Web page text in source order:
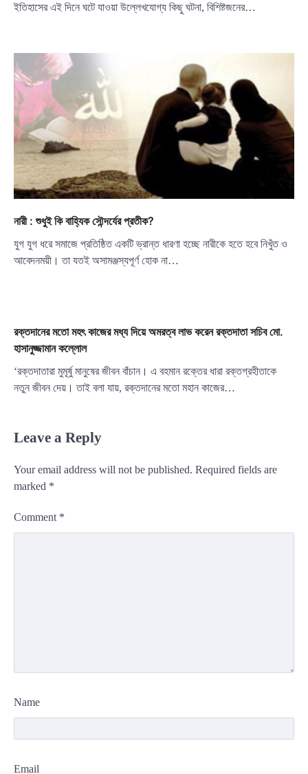
ইতিহাসের এই দিনে ঘটে যাওয়া উল্লেখযোগ্য কিছু ঘটনা, বিশিষ্টজনের…
নারী : শুধুই কি বাহ্যিক সৌন্দর্যের প্রতীক?
যুগ যুগ ধরে সমাজে প্রতিষ্ঠিত একটি ভ্রান্ত ধারণা হচ্ছে নারীকে হতে হবে নিখুঁত ও
আবেদনময়ী। তা যতই অসামঞ্জস্যপূর্ণ হোক না…
রক্তদানের মতো মহৎ কাজের মধ্য দিয়ে অমরত্ব লাভ করেন রক্তদাতা সচিব মো.
হাসানুজ্জামান কল্লোল
‘রক্তদাতারা মুমূর্ষু মানুষের জীবন বাঁচান। এ বহমান রক্তের ধারা রক্তগ্রহীতাকে
নতুন জীবন দেয়। তাই বলা যায়, রক্তদানের মতো মহান কাজের…
Leave a Reply
Your email address will not be published. Required fields are
marked *
Comment *
Name
Email